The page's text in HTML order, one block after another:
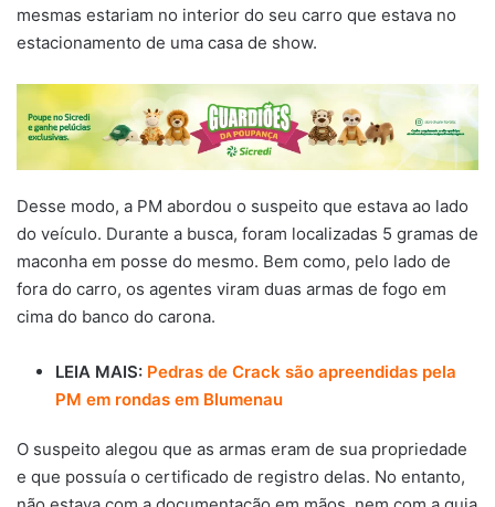
mesmas estariam no interior do seu carro que estava no
estacionamento de uma casa de show.
Desse modo, a PM abordou o suspeito que estava ao lado
do veículo. Durante a busca, foram localizadas 5 gramas de
maconha em posse do mesmo. Bem como, pelo lado de
fora do carro, os agentes viram duas armas de fogo em
cima do banco do carona.
LEIA MAIS: Pedras de Crack são apreendidas pela
PM em rondas em Blumenau
O suspeito alegou que as armas eram de sua propriedade
e que possuía o certificado de registro delas. No entanto,